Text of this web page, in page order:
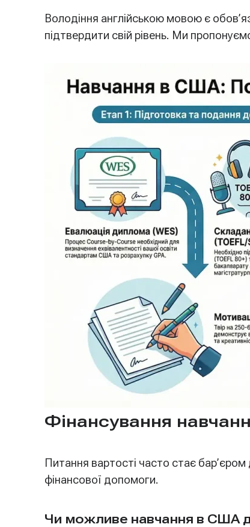
Володіння англійською мовою є
підтвердити свій рівень. Ми
Фінансування
Питання вартості часто стає
фінансової допомоги.
Чи можливе навчання в США